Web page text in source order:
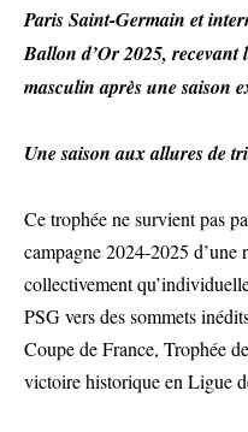
Paris Saint-Germain et
Ballon d’Or 2025, recevant
masculin après une saison
Une saison aux allures de
Ce trophée ne survient pas
campagne 2024-2025 d’une
collectivement
PSG vers des sommets
Coupe de France, Trophée
victoire historique en Ligue